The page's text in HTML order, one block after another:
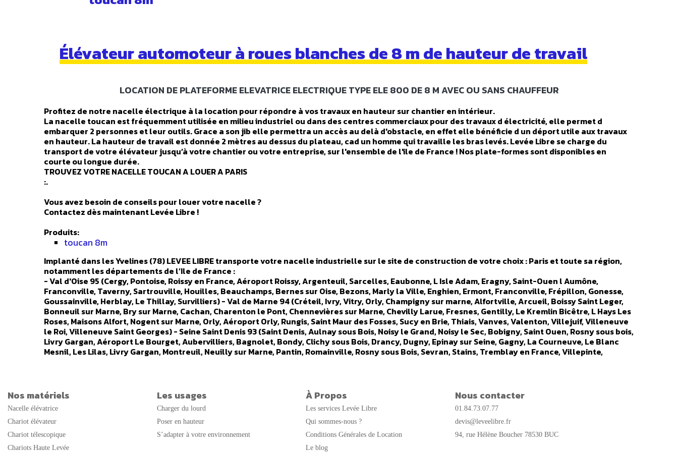
Élévateur automoteur à roues blanches de 8 m de hauteur de travail
LOCATION DE PLATEFORME ELEVATRICE ELECTRIQUE TYPE ELE 800 DE 8 M AVEC OU SANS CHAUFFEUR
Profitez de notre nacelle électrique à la location pour répondre à vos travaux en hauteur sur chantier en intérieur.
La nacelle toucan est fréquemment utilisée en milieu industriel ou dans des centres commerciaux pour des travaux d électricité, elle permet d
embarquer 2 personnes et leur outils. Grace a son jib elle permettra un accès au delà d'obstacle, en effet elle bénéficie d un déport utile aux travaux
en hauteur. La hauteur de travail est donnée 2 mètres au dessus du plateau, cad un homme qui travaille les bras levés. Levée Libre se charge du
transport de votre élévateur jusqu’à votre chantier ou votre entreprise, sur l'ensemble de l'ile de France ! Nos plate-formes sont disponibles en
courte ou longue durée.
TROUVEZ VOTRE NACELLE TOUCAN A LOUER A PARIS
:.
Vous avez besoin de conseils pour louer votre nacelle ?
Contactez dès maintenant Levée Libre !
Produits:
toucan 8m
Implanté dans les Yvelines (78) LEVEE LIBRE transporte votre nacelle industrielle sur le site de construction de votre choix : Paris et toute sa région,
notamment les départements de l’Ile de France :
- Val d'Oise 95 (Cergy, Pontoise, Roissy en France, Aéroport Roissy, Argenteuil, Sarcelles, Eaubonne, L Isle Adam, Eragny, Saint-Ouen l Aumône,
Franconville, Taverny, Sartrouville, Houilles, Beauchamps, Bernes sur Oise, Bezons, Marly la Ville, Enghien, Ermont, Franconville, Frépillon, Gonesse,
Goussainville, Herblay, Le Thillay, Survilliers) - Val de Marne 94 (Créteil, Ivry, Vitry, Orly, Champigny sur marne, Alfortville, Arcueil, Boissy Saint Leger,
Bonneuil sur Marne, Bry sur Marne, Cachan, Charenton le Pont, Chennevières sur Marne, Chevilly Larue, Fresnes, Gentilly, Le Kremlin Bicêtre, L Hays Les
Roses, Maisons Alfort, Nogent sur Marne, Orly, Aéroport Orly, Rungis, Saint Maur des Fosses, Sucy en Brie, Thiais, Vanves, Valenton, Villejuif, Villeneuve
le Roi, Villeneuve Saint Georges) - Seine Saint Denis 93 (Saint Denis, Aulnay sous Bois, Noisy le Grand, Noisy le Sec, Bobigny, Saint Ouen, Rosny sous bois,
Livry Gargan, Aéroport Le Bourget, Aubervilliers, Bagnolet, Bondy, Clichy sous Bois, Drancy, Dugny, Epinay sur Seine, Gagny, La Courneuve, Le Blanc
Mesnil, Les Lilas, Livry Gargan, Montreuil, Neuilly sur Marne, Pantin, Romainville, Rosny sous Bois, Sevran, Stains, Tremblay en France, Villepinte,
Suresnes, Villeneuve la Garenne) - Essonne 91 (Etampes, Arpajon, Saint Geneviève des Bois, Corbeilles Essonne, Orsay, Les Ulis, Palaiseau, Massy,
Wissous, Antony, Paray Vieille Poste, Limours, Saclay, Athis Mons, Ballainvilliers, Bievres, Bondoufle, Bretigny sur Orge, Champlan, Chilly Mazarin,
Courcouronnes, Crosnes, Dourdan, Epinay sur Orge, Evry, Fleury Merogis, Grigny, Itteville, Lardy, Le Plessis Paté, Lisses, Marcoussis, Morangis, Ormoy,
Saint Michel sur Orge, Savigny sur Orge, Tigery, Verriere le Buisson, Vigneux sur Seine, Villabe, Villebon sur Yvette, Villejust) - Yvelines 78 (Achere,
Versailles, Rambouillet, Plaisir, Mantes la Jolie, Saint germain en Laye, Trappes, Saint-Cyr, Ville d Avray, Coigniere, Maurepas, Chevreuse, Magny les
Hameaux, Gif sur Yvette, Aubergenville, Bazainville, Bois d Arcy, Velizy Villacoublay, Buc, Guyancourt, , Carriere sous Poissy, Chambourcy, Chanteloup
Nos matériels
Nacelle élévatrice
Chariot élévateur
Chariot télescopique
Chariots Haute Levée
Les usages
Charger du lourd
Poser en hauteur
S’adapter à votre environnement
À Propos
Les services Levée Libre
Qui sommes-nous ?
Conditions Générales de Location
Le blog
Nous contacter
01.84.73.07.77
devis@leveelibre.fr
94, rue Hélène Boucher 78530 BUC